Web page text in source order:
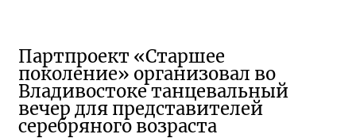
Партпроект «Старшее
поколение» организовал во
Владивостоке танцевальный
вечер для представителей
серебряного возраста